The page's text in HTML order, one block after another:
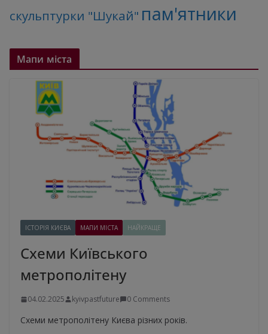
скульптурки "Шукай" пам'ятники
Мапи міста
ІСТОРІЯ КИЄВА МАПИ МІСТА НАЙКРАЩЕ
Схеми Київського
метрополітену
04.02.2025 kyivpastfuture 0 Comments
Схеми метрополітену Києва різних років.